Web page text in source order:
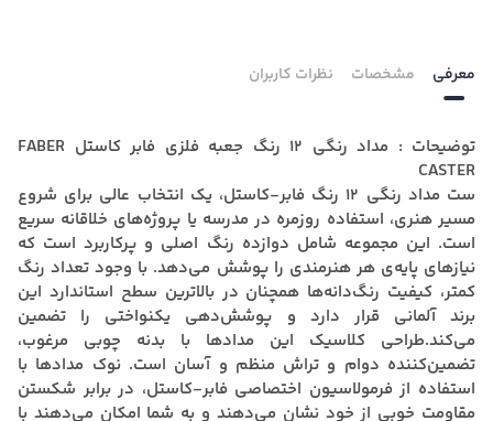
معرفی مشخصات نظرات کاربران
توضیحات : مداد رنگی 12 رنگ جعبه فلزی فابر کاستل FABER
CASTER
ست مداد رنگی ۱۲ رنگ فابر‑کاستل، یک انتخاب عالی برای شروع
مسیر هنری، استفاده روزمره در مدرسه یا پروژه‌های خلاقانه سریع
است. این مجموعه شامل دوازده رنگ اصلی و پرکاربرد است که
نیازهای پایه‌ی هر هنرمندی را پوشش می‌دهد. با وجود تعداد رنگ
کمتر، کیفیت رنگ‌دانه‌ها همچنان در بالاترین سطح استاندارد این
برند آلمانی قرار دارد و پوشش‌دهی یکنواختی را تضمین
می‌کند.طراحی کلاسیک این مدادها با بدنه چوبی مرغوب،
تضمین‌کننده دوام و تراش منظم و آسان است. نوک مدادها با
استفاده از فرمولاسیون اختصاصی فابر‑کاستل، در برابر شکستن
مقاومت خوبی از خود نشان می‌دهند و به شما امکان می‌دهند با